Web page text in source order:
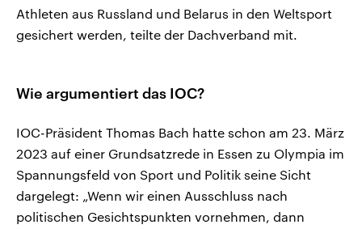
Athleten aus Russland und Belarus in den Weltsport
gesichert werden, teilte der Dachverband mit.
Wie argumentiert das IOC?
IOC-Präsident Thomas Bach hatte schon am 23. März
2023 auf einer Grundsatzrede in Essen zu Olympia im
Spannungsfeld von Sport und Politik seine Sicht
dargelegt: „Wenn wir einen Ausschluss nach
politischen Gesichtspunkten vornehmen, dann